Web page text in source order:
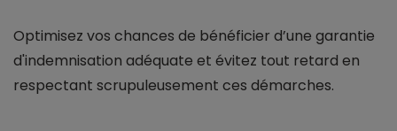
Optimisez vos chances de bénéficier d’une garantie
d'indemnisation adéquate et évitez tout retard en
respectant scrupuleusement ces démarches.